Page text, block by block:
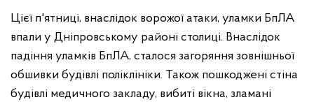
Цієї п'ятниці, внаслідок ворожої атаки, уламки БпЛА
впали у Дніпровському районі столиці. Внаслідок
падіння уламків БпЛА, сталося загоряння зовнішньої
обшивки будівлі поліклініки. Також пошкоджені стіна
будівлі медичного закладу, вибиті вікна, зламані